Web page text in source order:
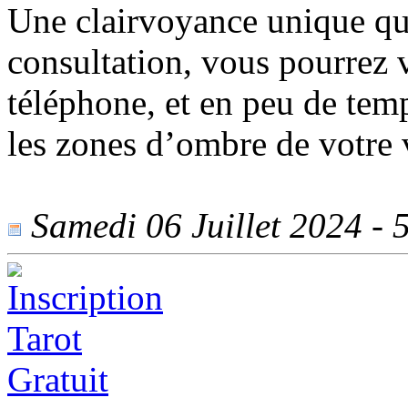
Une clairvoyance unique
consultation, vous pourrez
téléphone, et en peu de
les zones d’ombre de votre
Samedi 06 Juillet 2024 -